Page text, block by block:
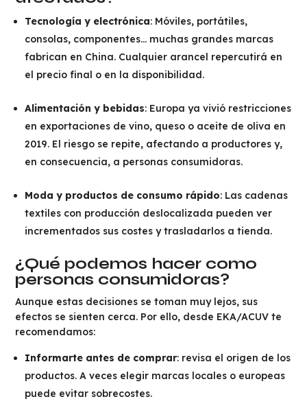
Tecnología y electrónica: Móviles, portátiles,
consolas, componentes… muchas grandes marcas
fabrican en China. Cualquier arancel repercutirá en
el precio final o en la disponibilidad.
Alimentación y bebidas: Europa ya vivió restricciones
en exportaciones de vino, queso o aceite de oliva en
2019. El riesgo se repite, afectando a productores y,
en consecuencia, a personas consumidoras.
Moda y productos de consumo rápido: Las cadenas
textiles con producción deslocalizada pueden ver
incrementados sus costes y trasladarlos a tienda.
¿Qué podemos hacer como
personas consumidoras?
Aunque estas decisiones se toman muy lejos, sus
efectos se sienten cerca. Por ello, desde EKA/ACUV te
recomendamos:
Informarte antes de comprar: revisa el origen de los
productos. A veces elegir marcas locales o europeas
puede evitar sobrecostes.